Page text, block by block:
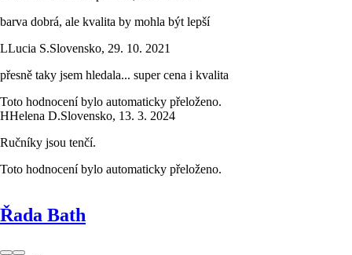
barva dobrá, ale kvalita by mohla být lepší
LLucia S.Slovensko, 29. 10. 2021
přesně taky jsem hledala... super cena i kvalita
Toto hodnocení bylo automaticky přeloženo.
HHelena D.Slovensko, 13. 3. 2024
Ručníky jsou tenčí.
Toto hodnocení bylo automaticky přeloženo.
Řada Bath